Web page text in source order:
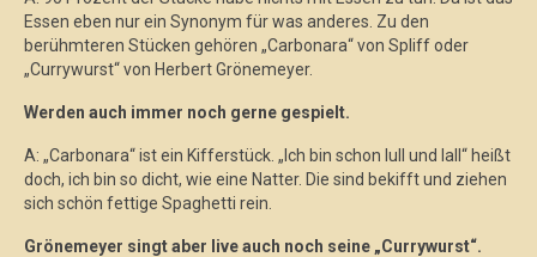
Essen eben nur ein Synonym für was anderes. Zu den
berühmteren Stücken gehören „Carbonara“ von Spliff oder
„Currywurst“ von Herbert Grönemeyer.
Werden auch immer noch gerne gespielt.
A: „Carbonara“ ist ein Kifferstück. „Ich bin schon lull und lall“ heißt
doch, ich bin so dicht, wie eine Natter. Die sind bekifft und ziehen
sich schön fettige Spaghetti rein.
Grönemeyer singt aber live auch noch seine „Currywurst“.